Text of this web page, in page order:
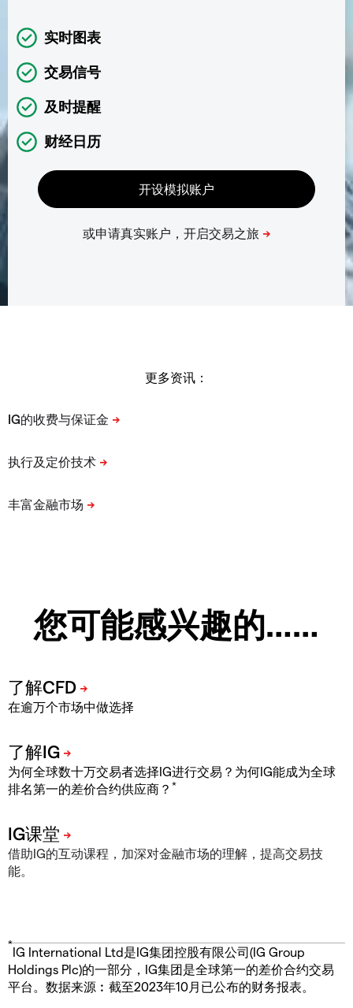
实时图表
交易信号
及时提醒
财经日历
更多资讯：
您可能感兴趣的……
在逾万个市场中做选择
为何全球数十万交易者选择IG进行交易？为何IG能成为全球
排名第一的差价合约供应商？ *
借助IG的互动课程，加深对金融市场的理解，提高交易技
能。
*
IG International Ltd是IG集团控股有限公司(IG Group
Holdings Plc)的一部分，IG集团是全球第一的差价合约交易
平台。数据来源︰截至2023年10月已公布的财务报表。